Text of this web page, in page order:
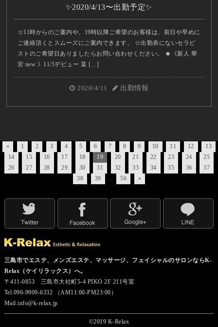
✨2020/4/13〜出勤予定✨
☆11時からのご案内や、19時以降ご希望のお客様は、前日や早めに
ご連絡頂くとスムーズにご案内できます。 ☆出勤表にないセラピ
ストのご希望日ありましたらお問い合わせください。 ★《新人 華
宮 new 》11/5デビュー 某 […]
2020/4/11 出勤情報
« 1 2 3 4 5 6 7 8 9 10 11 12
13
14
15 16 17 18 19 20 21 22 23 24
25
26
27 28 29 30 31 32 33 34 35 36
37
38
39 … 56 »
三島市でエステ、メンズエステ、マッサージ、フェイシャルのサロンならK-
Relax（ケイリラックス）へ。
〒411-0853 三島市大社町5-4 PIKO 2F 211号室
Tel.090-9909-6332 （AM11:00-PM23:00）
Mail.info@k-relax.jp
©2019 K-Relax